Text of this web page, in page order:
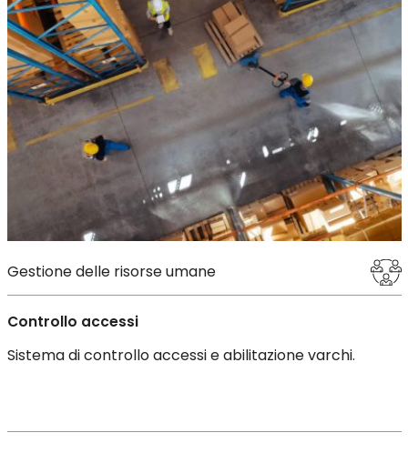
Gestione delle risorse umane
Controllo accessi
Sistema di controllo accessi e abilitazione varchi.